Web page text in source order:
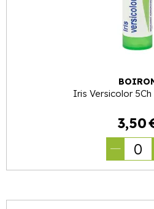
Iris Versicolor
3,50
0